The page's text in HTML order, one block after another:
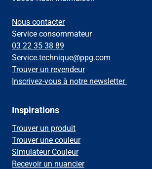
Nous contacter
Service consommateur
03 22 35 38 89
Service.technique@ppg.com
Trouver un revendeur
Inscrivez-vous à notre newsletter
Inspirations
Trouver un produit
Trouver une couleur
Simulateur Couleur
Recevoir un nuancier